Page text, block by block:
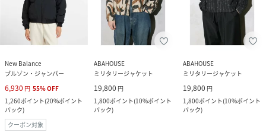
New Balance
ブルゾン・ジャンパー
6,930 円 55%OFF
1,260ポイント(20%ポイント
バック)
クーポン対象
ABAHOUSE
ミリタリージャケット
19,800 円
1,800ポイント(10%ポイント
バック)
ABAHOUSE
ミリタリージャケット
19,800 円
1,800ポイント(10%ポイント
バック)